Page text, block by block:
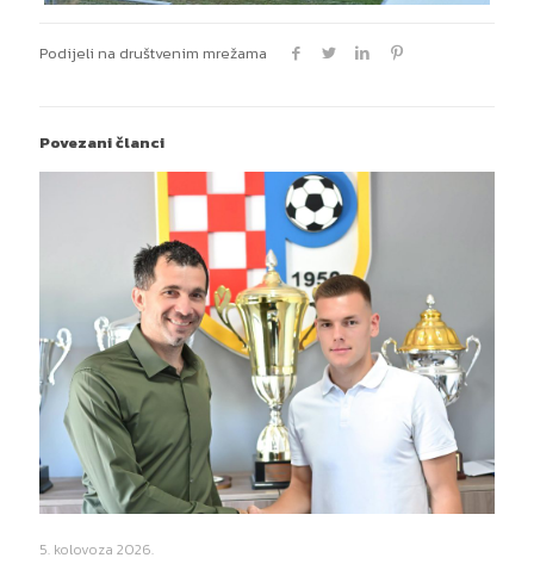
Podijeli na društvenim mrežama
Povezani članci
5. kolovoza 2026.